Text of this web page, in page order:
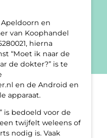
en
van Koophandel
hierna
“Moet ik naar de
de dokter?” is te
en de Android en
apparaat.
is bedoeld voor de
twijfelt weleens of
nodig is. Vaak